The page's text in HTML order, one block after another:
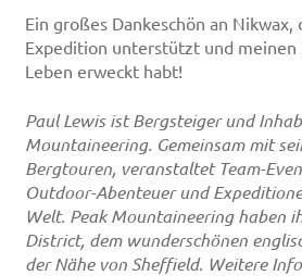
Ein großes Dankeschön an Nikwax,
Expedition unterstützt und meinen
Leben erweckt habt!
Paul Lewis ist Bergsteiger und
Mountaineering. Gemeinsam mit
Bergtouren, veranstaltet Team-
Outdoor-Abenteuer und
Welt. Peak Mountaineering haben
District, dem wunderschönen
der Nähe von Sheffield. Weitere